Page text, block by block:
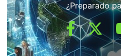
¿Preparado